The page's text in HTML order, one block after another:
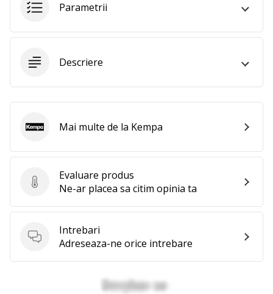
Afiseaza
toate
Parametrii
Descriere
Evaluare produs
Evaluare produs
Ne-ar placea sa citim opinia ta
Intrebari
Intrebari
Adreseaza-ne orice intrebare
KempaMai multe de la Kempa